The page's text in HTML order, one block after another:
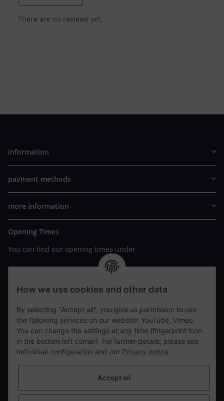
There are no reviews yet.
information
payment methods
more information
Opening Times
You can find our opening times under
https://www.wannavapor.de/Filialen
your personal site
contact details
tweet
teilen
How we use cookies and other data
By selecting "Accept all", you give us permission to use
the following services on our website: YouTube, Vimeo.
You can change the settings at any time (fingerprint icon
in the bottom left corner). For further details, please see
Individual configuration and our Privacy notice.
Accept all